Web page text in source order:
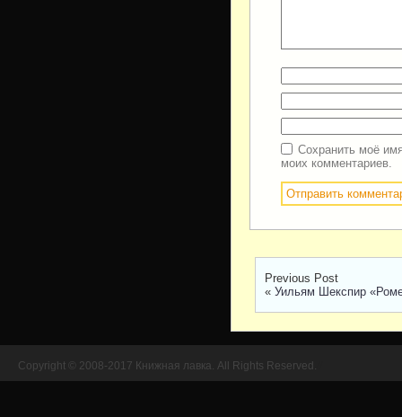
Сохранить моё
моих комментариев.
Previous Post
« Уильям Шекспир
Copyright © 2008-2017 Книжная лавка. All Rights Reserved.